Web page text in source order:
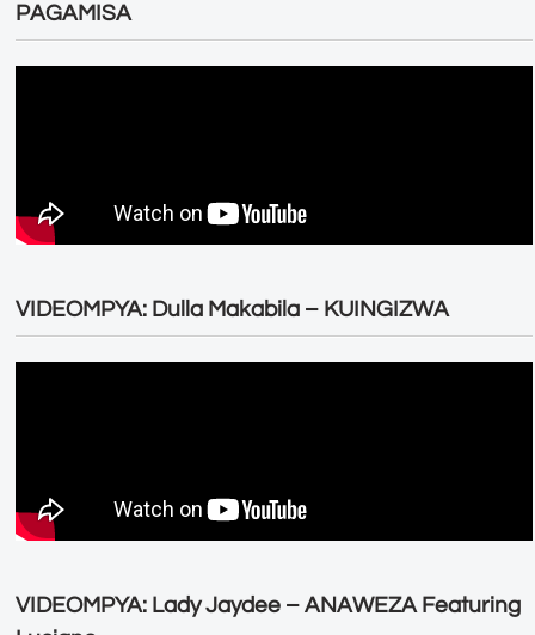
PAGAMISA
VIDEOMPYA: Dulla Makabila – KUINGIZWA
VIDEOMPYA: Lady Jaydee – ANAWEZA Featuring